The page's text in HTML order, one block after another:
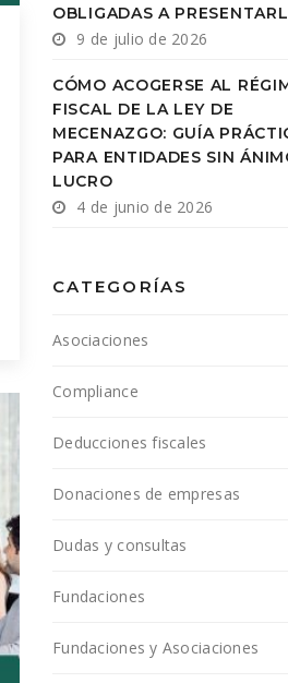
OBLIGADAS A
9 de julio de 2026
CÓMO ACOGERSE AL
FISCAL DE LA LEY DE
MECENAZGO: GUÍA
PARA ENTIDADES SIN
LUCRO
4 de junio de 2026
CATEGORÍAS
Asociaciones
Compliance
Deducciones fiscales
Donaciones de empresas
Dudas y consultas
Fundaciones
Fundaciones y Asociaciones